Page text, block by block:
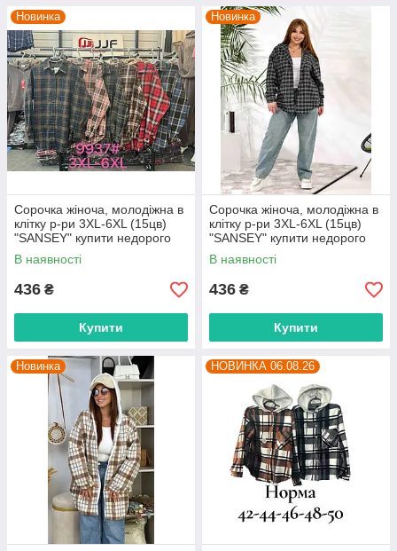
Новинка
Сорочка жіноча, молодіжна в
клітку р-ри 3XL-6XL (15цв)
"SANSEY" купити недорого
від прямого постачальника
В наявності
436 ₴
Купити
Новинка
Сорочка жіноча, молодіжна в
клітку р-ри 3XL-6XL (15цв)
"SANSEY" купити недорого
від прямого постачальника
В наявності
436 ₴
Купити
Новинка НОВИНКА 06.08.26